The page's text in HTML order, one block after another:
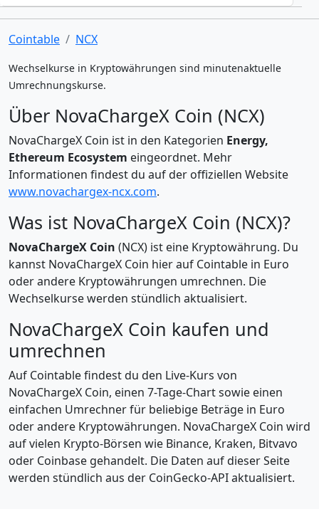
Cointable NCX
Wechselkurse in Kryptowährungen sind minutenaktuelle
Umrechnungskurse.
Über NovaChargeX Coin (NCX)
NovaChargeX Coin ist in den Kategorien Energy,
Ethereum Ecosystem eingeordnet. Mehr
Informationen findest du auf der offiziellen Website
www.novachargex-ncx.com.
Was ist NovaChargeX Coin (NCX)?
NovaChargeX Coin (NCX) ist eine Kryptowährung. Du
kannst NovaChargeX Coin hier auf Cointable in Euro
oder andere Kryptowährungen umrechnen. Die
Wechselkurse werden stündlich aktualisiert.
NovaChargeX Coin kaufen und
umrechnen
Auf Cointable findest du den Live-Kurs von
NovaChargeX Coin, einen 7-Tage-Chart sowie einen
einfachen Umrechner für beliebige Beträge in Euro
oder andere Kryptowährungen. NovaChargeX Coin wird
auf vielen Krypto-Börsen wie Binance, Kraken, Bitvavo
oder Coinbase gehandelt. Die Daten auf dieser Seite
werden stündlich aus der CoinGecko-API aktualisiert.